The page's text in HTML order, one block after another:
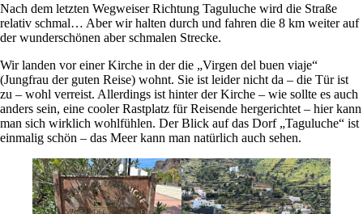
Nach dem letzten Wegweiser Richtung Taguluche wird die Straße
relativ schmal… Aber wir halten durch und fahren die 8 km weiter auf
der wunderschönen aber schmalen Strecke.
Wir landen vor einer Kirche in der die „Virgen del buen viaje“
(Jungfrau der guten Reise) wohnt. Sie ist leider nicht da – die Tür ist
zu – wohl verreist. Allerdings ist hinter der Kirche – wie sollte es auch
anders sein, eine cooler Rastplatz für Reisende hergerichtet – hier kann
man sich wirklich wohlfühlen. Der Blick auf das Dorf „Taguluche“ ist
einmalig schön – das Meer kann man natürlich auch sehen.